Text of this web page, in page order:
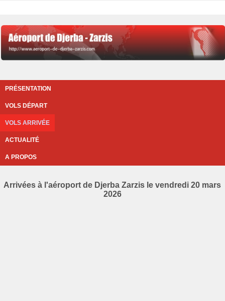
PRÉSENTATION
VOLS DÉPART
VOLS ARRIVÉE
ACTUALITÉ
A PROPOS
Arrivées à l'aéroport de Djerba Zarzis le vendredi 20 mars
2026